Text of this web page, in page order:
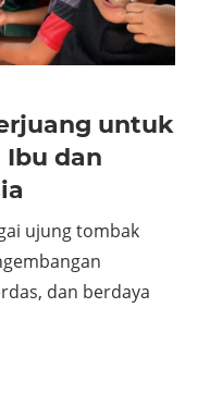
untuk
dan
ujung tombak
dan berdaya